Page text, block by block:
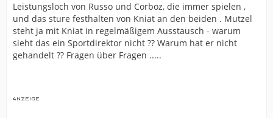
Leistungsloch von Russo und Corboz, die immer spielen ,
und das sture festhalten von Kniat an den beiden . Mutzel
steht ja mit Kniat in regelmäßigem Ausstausch - warum
sieht das ein Sportdirektor nicht ?? Warum hat er nicht
gehandelt ?? Fragen über Fragen .....